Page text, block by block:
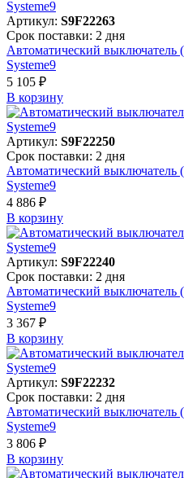
Артикул: S9F22263
Срок поставки: 2 дня
Автоматический
Systeme9
5 105 ₽
В корзинy
Артикул: S9F22250
Срок поставки: 2 дня
Автоматический
Systeme9
4 886 ₽
В корзинy
Артикул: S9F22240
Срок поставки: 2 дня
Автоматический
Systeme9
3 367 ₽
В корзинy
Артикул: S9F22232
Срок поставки: 2 дня
Автоматический
Systeme9
3 806 ₽
В корзинy